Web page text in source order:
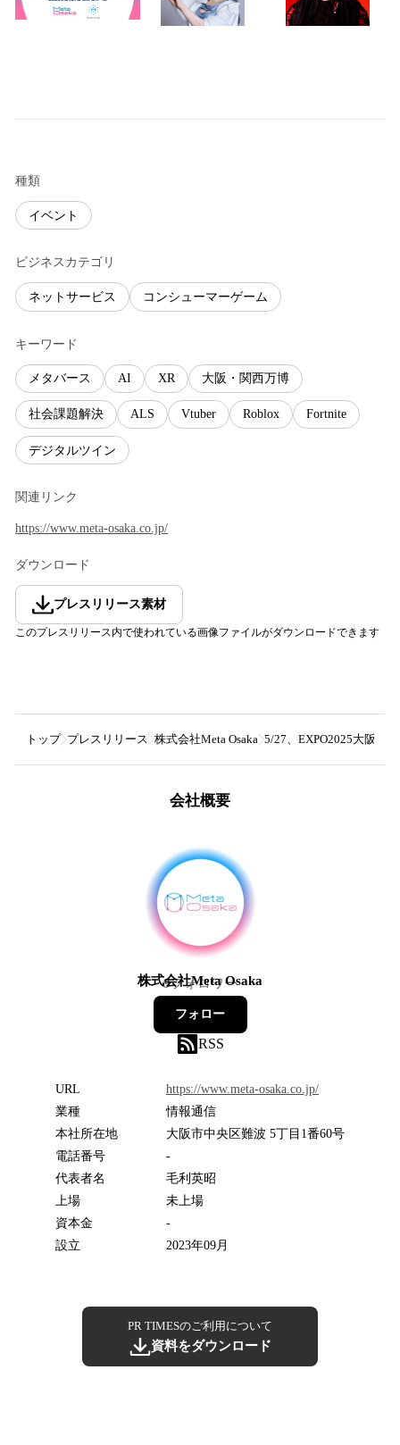
種類
イベント
ビジネスカテゴリ
ネットサービス コンシューマーゲーム
キーワード
メタバース AI XR 大阪・関西万博
社会課題解決 ALS Vtuber Roblox Fortnite
デジタルツイン
関連リンク
https://www.meta-osaka.co.jp/
ダウンロード
プレスリリース素材
このプレスリリース内で使われている画像ファイルがダウンロードできます
トップ プレスリリース 株式会社Meta Osaka 5/27、EXPO2025大阪・
会社概要
株式会社Meta Osaka
9フォロワー
フォロー
RSS
URL
https://www.meta-osaka.co.jp/
業種
情報通信
本社所在地
大阪市中央区難波 5丁目1番60号
電話番号
-
代表者名
毛利英昭
上場
未上場
資本金
-
設立
2023年09月
PR TIMESのご利用について
資料をダウンロード